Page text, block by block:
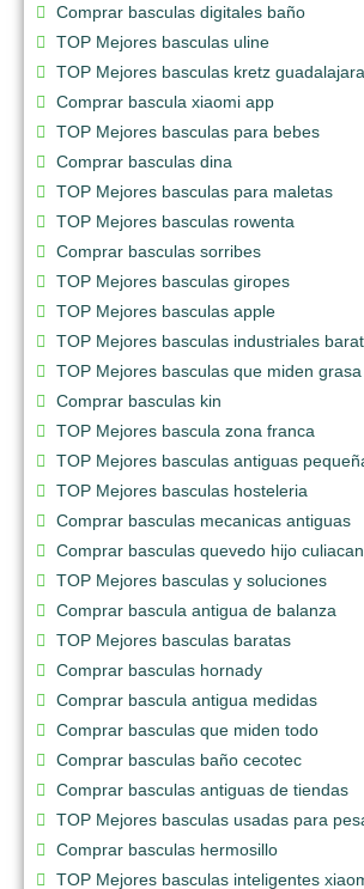
Comprar basculas digitales baño
TOP Mejores basculas uline
TOP Mejores basculas kretz guadalajara
Comprar bascula xiaomi app
TOP Mejores basculas para bebes
Comprar basculas dina
TOP Mejores basculas para maletas
TOP Mejores basculas rowenta
Comprar basculas sorribes
TOP Mejores basculas giropes
TOP Mejores basculas apple
TOP Mejores basculas industriales
TOP Mejores basculas que miden
Comprar basculas kin
TOP Mejores bascula zona franca
TOP Mejores basculas antiguas
TOP Mejores basculas hosteleria
Comprar basculas mecanicas antiguas
Comprar basculas quevedo hijo culiacan
TOP Mejores basculas y soluciones
Comprar bascula antigua de balanza
TOP Mejores basculas baratas
Comprar basculas hornady
Comprar bascula antigua medidas
Comprar basculas que miden todo
Comprar basculas baño cecotec
Comprar basculas antiguas de tiendas
TOP Mejores basculas usadas para
Comprar basculas hermosillo
TOP Mejores basculas inteligentes